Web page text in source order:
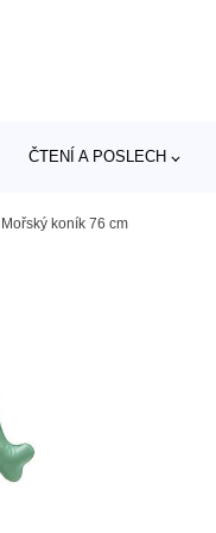
ČTENÍ A POSLECH
koník 76 cm